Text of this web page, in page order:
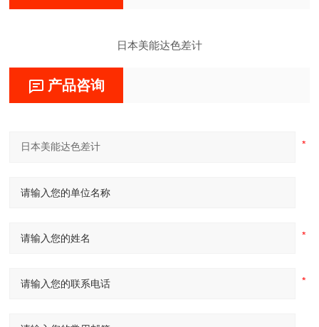
日本美能达色差计
产品咨询